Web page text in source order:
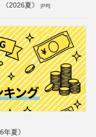
2026夏》 [PR]
夏》